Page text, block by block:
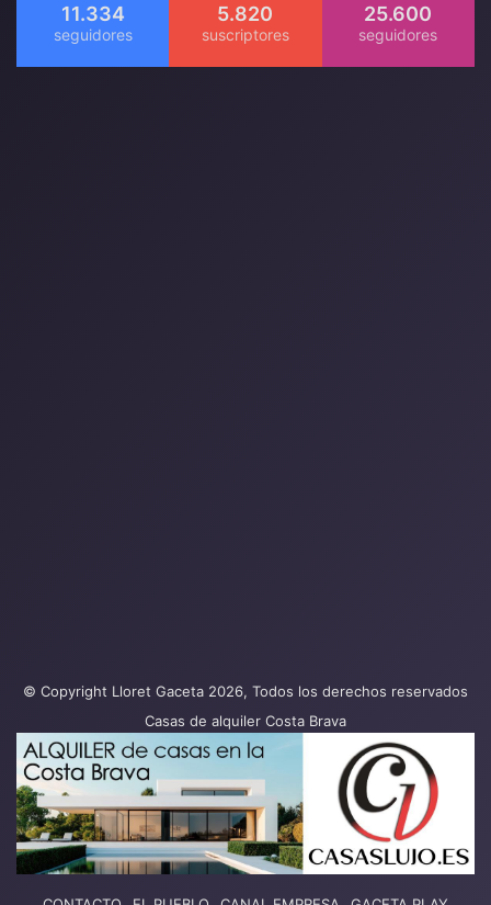
11.334 5.820 25.600
© Copyright Lloret Gaceta 2026, Todos los derechos reservados
Casas de alquiler Costa Brava